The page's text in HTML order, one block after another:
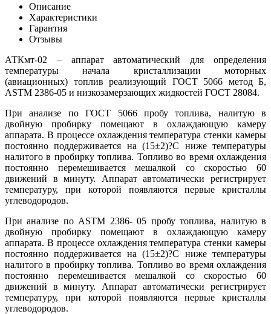
Описание
Характеристики
Гарантия
Отзывы
АТКмт-02 – аппарат автоматический для определения
температуры начала кристаллизации моторных
(авиационных) топлив реализующий ГОСТ 5066 метод Б,
ASTM 2386-05 и низкозамерзающих жидкостей ГОСТ 28084.
При анализе по ГОСТ 5066 пробу топлива, налитую в
двойную пробирку помещают в охлаждающую камеру
аппарата. В процессе охлаждения температура стенки камеры
постоянно поддерживается на (15±2)?С ниже температуры
налитого в пробирку топлива. Топливо во время охлаждения
постоянно перемешивается мешалкой со скоростью 60
движений в минуту. Аппарат автоматически регистрирует
температуру, при которой появляются первые кристаллы
углеводородов.
При анализе по ASTM 2386- 05 пробу топлива, налитую в
двойную пробирку помещают в охлаждающую камеру
аппарата. В процессе охлаждения температура стенки камеры
постоянно поддерживается на (15±2)?С ниже температуры
налитого в пробирку топлива. Топливо во время охлаждения
постоянно перемешивается мешалкой со скоростью 60
движений в минуту. Аппарат автоматически регистрирует
температуру, при которой появляются первые кристаллы
углеводородов.